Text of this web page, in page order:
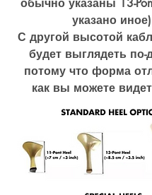
указано
С другой высотой
будет выглядеть по-
потому что форма
как вы можете